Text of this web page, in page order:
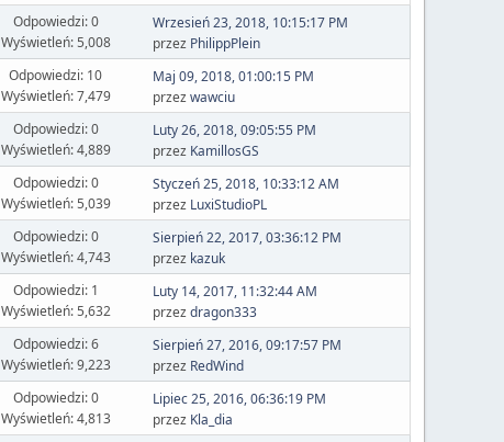
Odpowiedzi: 0
Wyświetleń: 5,008
Wrzesień 23, 2018, 10:15:17 PM
przez PhilippPlein
Odpowiedzi: 10
Wyświetleń: 7,479
Maj 09, 2018, 01:00:15 PM
przezwawciu
Odpowiedzi: 0
Wyświetleń: 4,889
Luty 26, 2018, 09:05:55 PM
przez KamillosGS
Odpowiedzi: 0
Wyświetleń: 5,039
Styczeń 25, 2018, 10:33:12 AM
przez LuxiStudioPL
Odpowiedzi: 0
Wyświetleń: 4,743
Sierpień 22, 2017, 03:36:12 PM
przez kazuk
Odpowiedzi: 1
Wyświetleń: 5,632
Luty 14, 2017, 11:32:44 AM
przezdragon333
Odpowiedzi: 6
Wyświetleń: 9,223
Sierpień 27, 2016, 09:17:57 PM
przez RedWind
Odpowiedzi: 0
Wyświetleń: 4,813
Lipiec 25, 2016, 06:36:19 PM
przez Kla_dia